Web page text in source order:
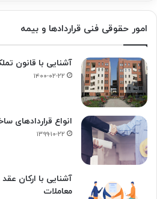
امور حقوقی فنی قراردادها و بیمه
آشنایی با قانون
۱۴۰۰-۰۲-۲۲
انواع قراردادهای
۱۳۹۹-۱۰-۲۲
آشنایی با ارکان
معاملات